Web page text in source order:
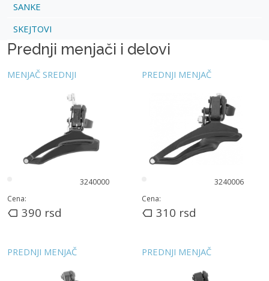
SANKE
SKEJTOVI
Prednji menjači i delovi
MENJAČ SREDNJI
3240000
Cena:
390 rsd
PREDNJI MENJAČ
3240006
Cena:
310 rsd
PREDNJI MENJAČ PREDNJI MENJAČ